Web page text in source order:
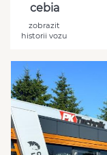
cebia
zobrazit
historii vozu